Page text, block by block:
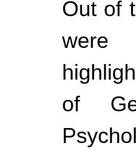
Out of
were
of